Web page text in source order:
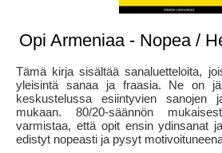
Opi Armeniaa - Nopea /
Tämä kirja sisältää sanaluetteloita,
yleisintä sanaa ja fraasia. Ne on
keskustelussa esiintyvien sanojen
mukaan. 80/20-säännön
varmistaa, että opit ensin ydinsanat
edistyt nopeasti ja pysyt